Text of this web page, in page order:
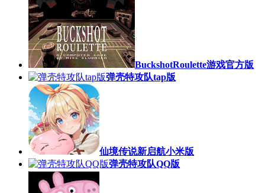
BuckshotRoulette游戏官方版
弹壳特攻队tap版
仙境传说新启航小米版
弹壳特攻队QQ版